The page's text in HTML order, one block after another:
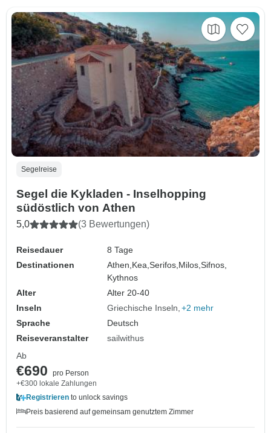
Segelreise
Segel die Kykladen - Inselhopping
südöstlich von Athen
5,0 (3 Bewertungen)
Reisedauer
8 Tage
Destinationen
Athen,Kea,Serifos,Milos,Sifnos,
Kythnos
Alter
Alter 20-40
Inseln
Griechische Inseln +2 mehr
Sprache
Deutsch
Reiseveranstalter
sailwithus
Ab
€690
pro Person
+€300 lokale Zahlungen
Registrieren to unlock savings
Preis basierend auf gemeinsam genutztem Zimmer